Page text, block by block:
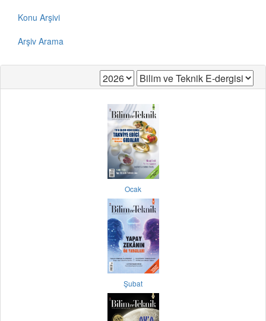
Konu Arşivi
Arşiv Arama
Ocak
Şubat